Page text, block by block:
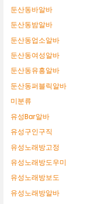
둔산동바알바
둔산동밤알바
둔산동업소알바
둔산동여성알바
둔산동유흥알바
둔산동퍼블릭알바
미분류
유성Bar알바
유성구인구직
유성노래방고정
유성노래방도우미
유성노래방보도
유성노래방알바